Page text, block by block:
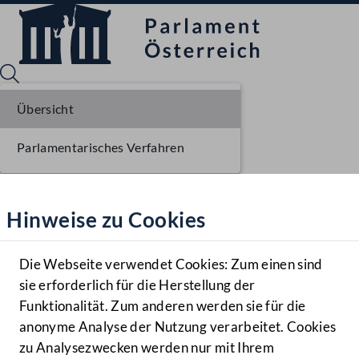
Hilfe
Benutzer
Navigationsmenü öffnen
MENÜ
Hinweise zu Cookies
Die Webseite verwendet Cookies: Zum einen sind
sie erforderlich für die Herstellung der
Funktionalität. Zum anderen werden sie für die
anonyme Analyse der Nutzung verarbeitet. Cookies
zu Analysezwecken werden nur mit Ihrem
Übersicht
Parlamentarisches Verfahren